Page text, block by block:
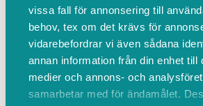
vissa fall för annonsering till
behov, tex om det krävs för
vidarebefordrar vi även sådana
annan information från din enhet till
medier och annons- och
samarbetar med för ändamålet.
Emmahuset
Emmaskolan, Mettä Dokkas